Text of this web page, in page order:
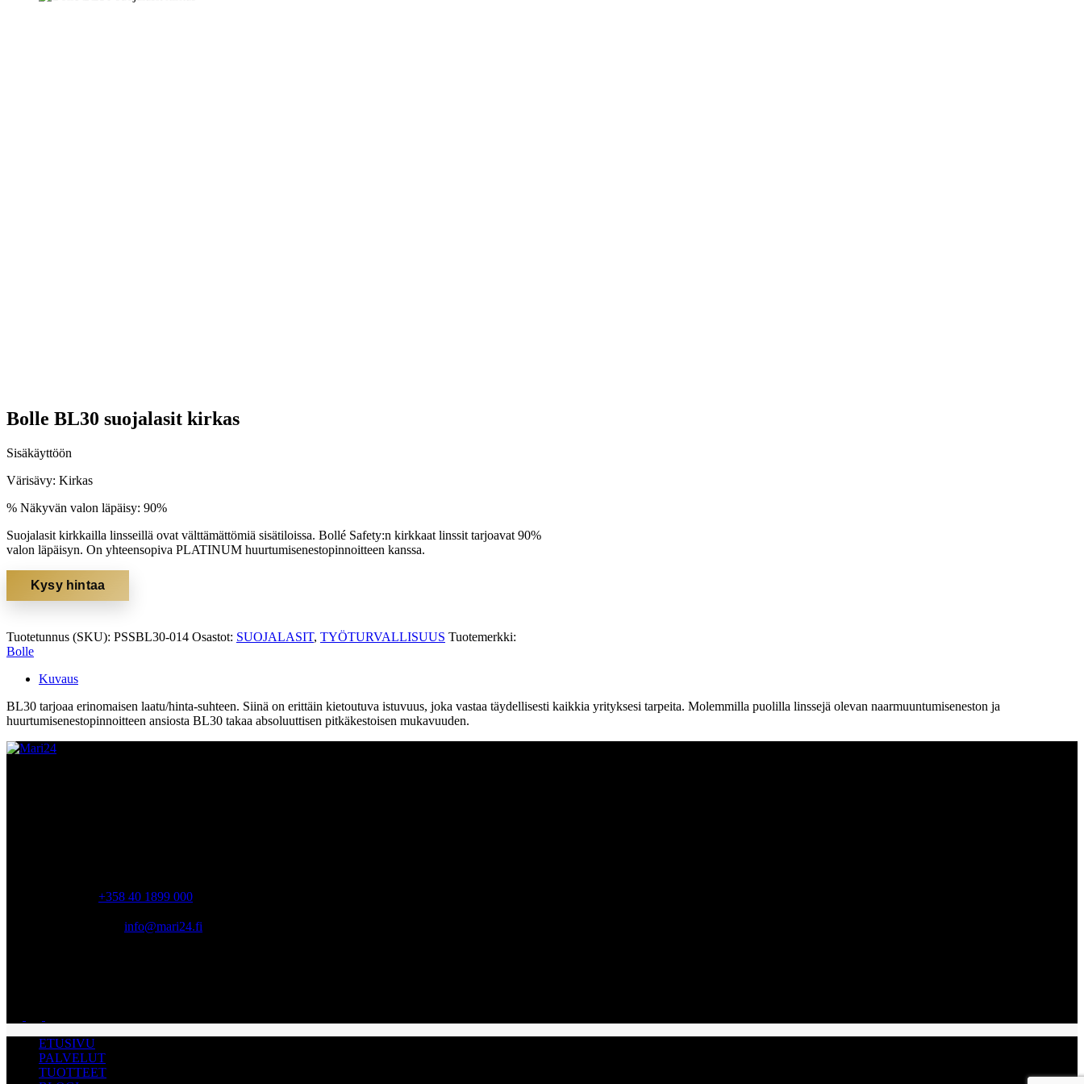
Bolle BL30 suojalasit kirkas
Sisäkäyttöön
Värisävy: Kirkas
% Näkyvän valon läpäisy: 90%
Suojalasit kirkkailla linsseillä ovat välttämättömiä sisätiloissa. Bollé Safety:n kirkkaat linssit tarjoavat 90%
valon läpäisyn. On yhteensopiva PLATINUM huurtumisenestopinnoitteen kanssa.
Kysy hintaa
Tuotetunnus (SKU): PSSBL30-014 Osastot: SUOJALASIT, TYÖTURVALLISUUS Tuotemerkki:
Bolle
Kuvaus
BL30 tarjoaa erinomaisen laatu/hinta-suhteen. Siinä on erittäin kietoutuva istuvuus, joka vastaa täydellisesti kaikkia yrityksesi tarpeita. Molemmilla puolilla linssejä olevan naarmuuntumiseneston ja
huurtumisenestopinnoitteen ansiosta BL30 takaa absoluuttisen pitkäkestoisen mukavuuden.
+358 40 1899 000
info@mari24.fi
ETUSIVU
PALVELUT
TUOTTEET